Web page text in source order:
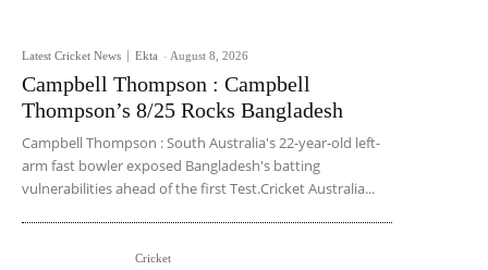
Latest Cricket News Ekta - August 8, 2026
Campbell Thompson : Campbell
Thompson’s 8/25 Rocks Bangladesh
Campbell Thompson : South Australia's 22-year-old left-
arm fast bowler exposed Bangladesh's batting
vulnerabilities ahead of the first Test.Cricket Australia...
Cricket